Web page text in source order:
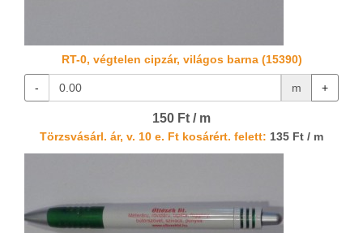
RT-0, végtelen cipzár, világos barna (15390)
- m +
150 Ft / m
Törzsvásárl. ár, v. 10 e. Ft kosárért. felett: 135 Ft / m